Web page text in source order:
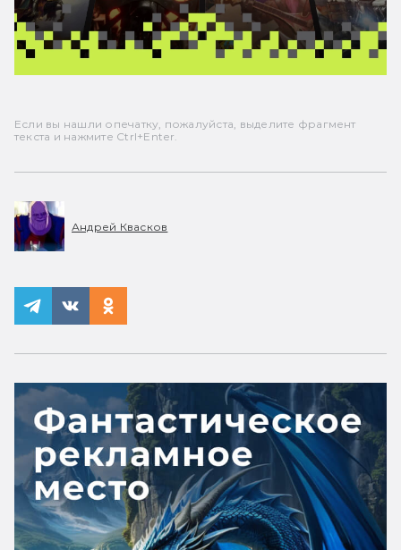
Если вы нашли опечатку, пожалуйста, выделите фрагмент
текста и нажмите Ctrl+Enter.
Андрей Квасков